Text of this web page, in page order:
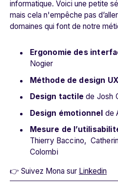
informatique. Voici une petite
mais cela n'empêche pas
domaines qui font de notre
Ergonomie des
Nogier
Méthode de design UX
Design tactile de Josh
Design émotionnel de
Mesure de
Thierry Baccino,
Colombi
👉 Suivez Mona sur Linkedin